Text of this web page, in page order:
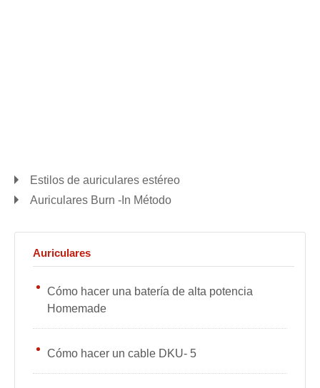
Estilos de auriculares estéreo
Auriculares Burn -In Método
Auriculares
Cómo hacer una batería de alta potencia
Homemade
Cómo hacer un cable DKU- 5